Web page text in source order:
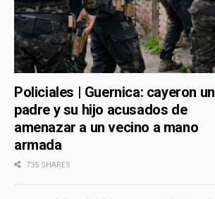
Policiales | Guernica: cayeron un
padre y su hijo acusados de
amenazar a un vecino a mano
armada
735 SHARES